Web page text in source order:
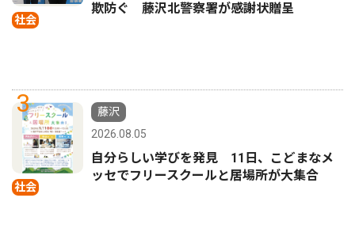
社会
欺防ぐ 藤沢北警察署が感謝状贈呈
3
社会
藤沢
2026.08.05
自分らしい学びを発見 11日、こどまなメ
ッセでフリースクールと居場所が大集合